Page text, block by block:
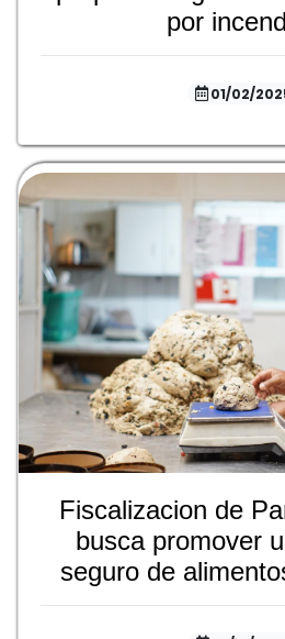
por
01/02/
Fiscalizacion de
busca promover
seguro de